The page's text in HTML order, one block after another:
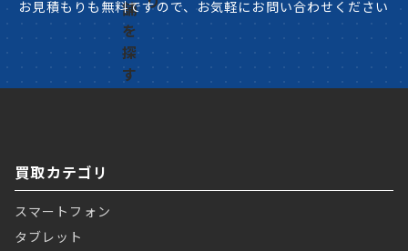
お見積もりも無料ですので、お気軽にお問い合わせください
買取カテゴリ
スマートフォン
タブレット